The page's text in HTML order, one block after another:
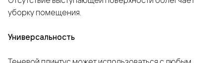
уборку помещения.
Универсальность